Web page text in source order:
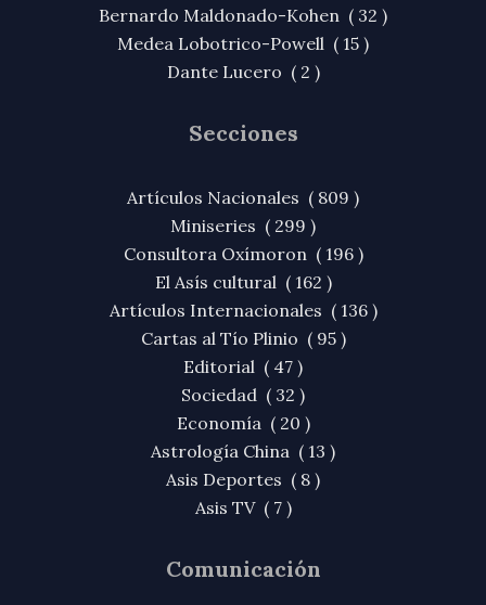
Bernardo Maldonado-Kohen ( 32 )
Medea Lobotrico-Powell ( 15 )
Dante Lucero ( 2 )
Secciones
Artículos Nacionales ( 809 )
Miniseries ( 299 )
Consultora Oxímoron ( 196 )
El Asís cultural ( 162 )
Artículos Internacionales ( 136 )
Cartas al Tío Plinio ( 95 )
Editorial ( 47 )
Sociedad ( 32 )
Economía ( 20 )
Astrología China ( 13 )
Asis Deportes ( 8 )
Asis TV ( 7 )
Comunicación